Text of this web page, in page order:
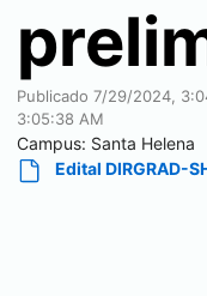
Publicado 7/29/2024,
3:05:38 AM
Campus: Santa Helena
Edital DIRGRAD-